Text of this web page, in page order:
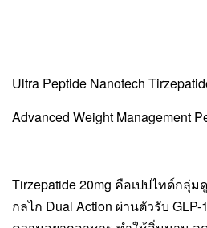
Ultra Peptide Nanotech
Advanced Weight Management
Tirzepatide 20mg คือเปปไทด์กลุ่
กลไก Dual Action ผ่านตัวรับ